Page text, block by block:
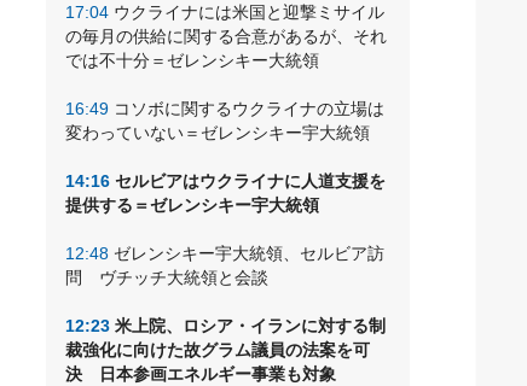
17:04 ウクライナには米国と迎撃ミサイル
の毎月の供給に関する合意があるが、それ
では不十分＝ゼレンシキー大統領
16:49 コソボに関するウクライナの立場は
変わっていない＝ゼレンシキー宇大統領
14:16 セルビアはウクライナに人道支援を
提供する＝ゼレンシキー宇大統領
12:48 ゼレンシキー宇大統領、セルビア訪
問 ヴチッチ大統領と会談
12:23 米上院、ロシア・イランに対する制
裁強化に向けた故グラム議員の法案を可
決 日本参画エネルギー事業も対象